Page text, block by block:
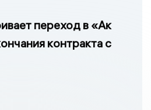
переход в «Ак
контракта с